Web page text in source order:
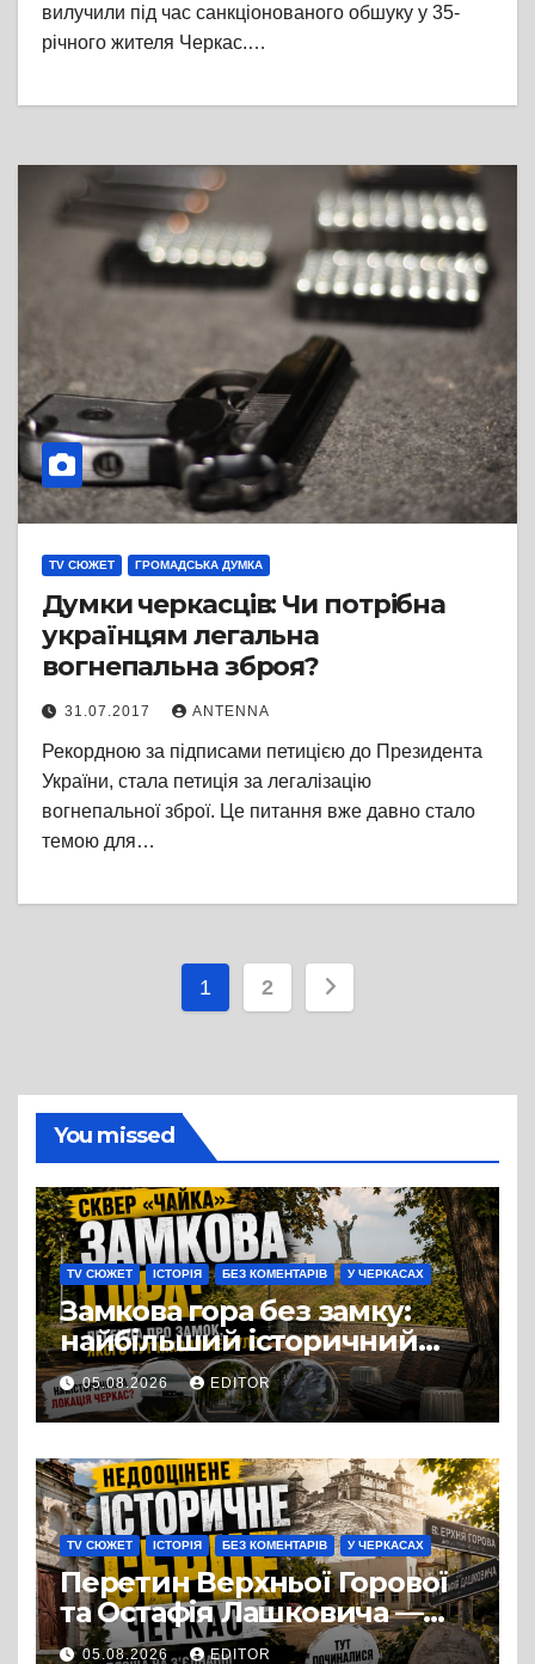
вилучили під час санкціонованого обшуку у 35-
річного жителя Черкас.…
TV СЮЖЕТ ГРОМАДСЬКА ДУМКА
Думки черкасців: Чи потрібна
українцям легальна
вогнепальна зброя?
31.07.2017 ANTENNA
Рекордною за підписами петицією до Президента
України, стала петиція за легалізацію
вогнепальної зброї. Це питання вже давно стало
темою для…
Пагінація
1 2
You missed
TV СЮЖЕТ ІСТОРІЯ БЕЗ КОМЕНТАРІВ У ЧЕРКАСАХ
Замкова гора без замку:
найбільший історичний
міф Черкас
05.08.2026 EDITOR
TV СЮЖЕТ ІСТОРІЯ БЕЗ КОМЕНТАРІВ У ЧЕРКАСАХ
Перетин Верхньої Горової
та Остафія Лашковича —
історичне серце Черкас.
05.08.2026 EDITOR